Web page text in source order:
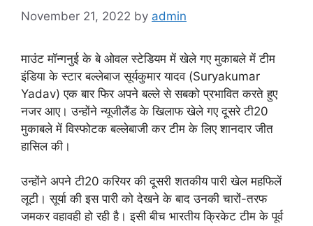
November 21, 2022 by admin
माउंट मॉन्गनुई के बे ओवल स्टेडियम में खेले गए मुकाबले में टीम
इंडिया के स्टार बल्लेबाज सूर्यकुमार यादव (Suryakumar
Yadav) एक बार फिर अपने बल्ले से सबको प्रभावित करते हुए
नजर आए। उन्होंने न्यूजीलैंड के खिलाफ खेले गए दूसरे टी20
मुकाबले में विस्फोटक बल्लेबाजी कर टीम के लिए शानदार जीत
हासिल की।
उन्होंने अपने टी20 करियर की दूसरी शतकीय पारी खेल महफिलें
लूटी। सूर्या की इस पारी को देखने के बाद उनकी चारों-तरफ
जमकर वहावही हो रही है। इसी बीच भारतीय क्रिकेट टीम के पूर्व